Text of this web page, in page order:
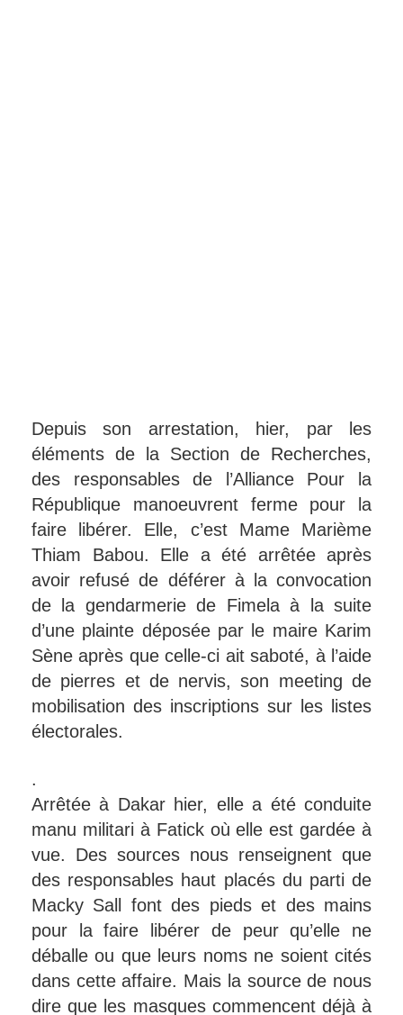
Depuis son arrestation, hier, par les
éléments de la Section de Recherches,
des responsables de l’Alliance Pour la
République manoeuvrent ferme pour la
faire libérer. Elle, c’est Mame Marième
Thiam Babou. Elle a été arrêtée après
avoir refusé de déférer à la convocation
de la gendarmerie de Fimela à la suite
d’une plainte déposée par le maire Karim
Sène après que celle-ci ait saboté, à l’aide
de pierres et de nervis, son meeting de
mobilisation des inscriptions sur les listes
électorales.
.
Arrêtée à Dakar hier, elle a été conduite
manu militari à Fatick où elle est gardée à
vue. Des sources nous renseignent que
des responsables haut placés du parti de
Macky Sall font des pieds et des mains
pour la faire libérer de peur qu’elle ne
déballe ou que leurs noms ne soient cités
dans cette affaire. Mais la source de nous
dire que les masques commencent déjà à